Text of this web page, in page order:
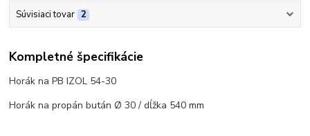
Súvisiaci tovar 2
Kompletné špecifikácie
Horák na PB IZOL 54-30
Horák na propán bután Ø 30 / dĺžka 540 mm